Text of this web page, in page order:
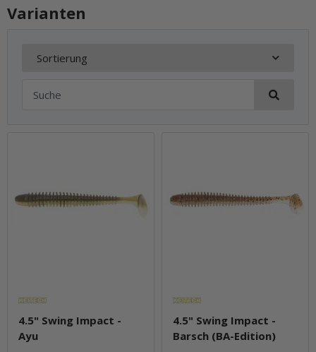
Varianten
Sortierung
4.5" Swing Impact -
Ayu
4.5" Swing Impact -
Barsch (BA-Edition)